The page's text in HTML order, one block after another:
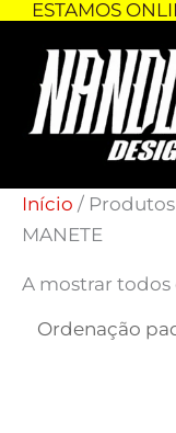
Skip
content
ESTAMOS
Início / Produtos
MANETE
A mostrar todos